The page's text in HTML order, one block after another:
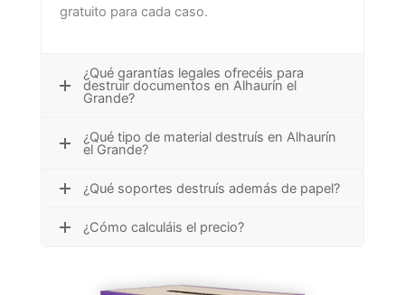
gratuito para cada caso.
¿Qué garantías legales ofrecéis para
destruir documentos en Alhaurín el
Grande?
¿Qué tipo de material destruís en Alhaurín
el Grande?
¿Qué soportes destruís además de papel?
¿Cómo calculáis el precio?